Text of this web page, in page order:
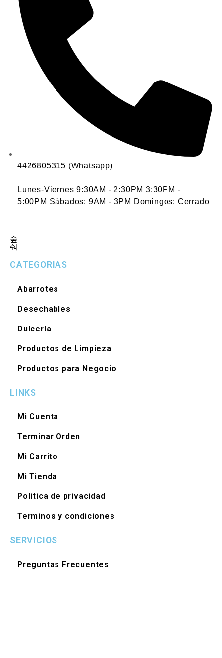
4426805315 (Whatsapp)
Lunes-Viernes 9:30AM - 2:30PM 3:30PM -
5:00PM Sábados: 9AM - 3PM Domingos: Cerrado
CATEGORIAS
Abarrotes
Desechables
Dulcería
Productos de Limpieza
Productos para Negocio
LINKS
Mi Cuenta
Terminar Orden
Mi Carrito
Mi Tienda
Politica de privacidad
Terminos y condiciones
SERVICIOS
Preguntas Frecuentes